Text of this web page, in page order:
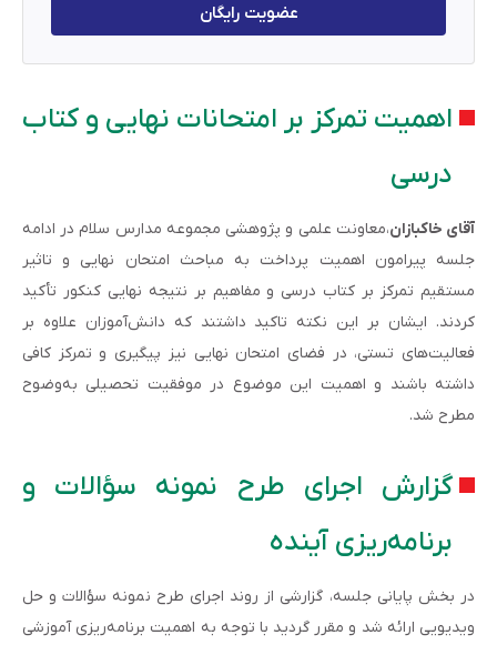
عضویت رایگان
اهمیت تمرکز بر امتحانات نهایی و کتاب
درسی
آقای خاکبازان،معاونت علمی و پژوهشی مجموعه مدارس سلام در ادامه
جلسه پیرامون اهمیت پرداخت به مباحث امتحان نهایی و تاثیر
مستقیم تمرکز بر کتاب درسی و مفاهیم بر نتیجه نهایی کنکور تأکید
کردند. ایشان بر این نکته تاکید داشتند که دانش‌آموزان علاوه بر
فعالیت‌های تستی، در فضای امتحان نهایی نیز پیگیری و تمرکز کافی
داشته باشند و اهمیت این موضوع در موفقیت تحصیلی به‌وضوح
مطرح شد.
گزارش اجرای طرح نمونه سؤالات و
برنامه‌ریزی آینده
در بخش پایانی جلسه، گزارشی از روند اجرای طرح نمونه سؤالات و حل
ویدیویی ارائه شد و مقرر گردید با توجه به اهمیت برنامه‌ریزی آموزشی